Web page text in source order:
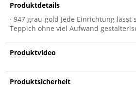
Produktdetails
· 947 grau-gold Jede Einrichtung lässt
Teppich ohne viel Aufwand
Produktvideo
Produktsicherheit